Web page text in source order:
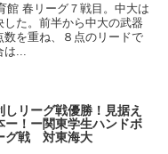
春リーグ７戦目。中大は
た。前半から中大の武器
を重ね、８点のリードで
...
しリーグ戦優勝！見据え
ー！ー関東学生ハンドボ
グ戦 対東海大